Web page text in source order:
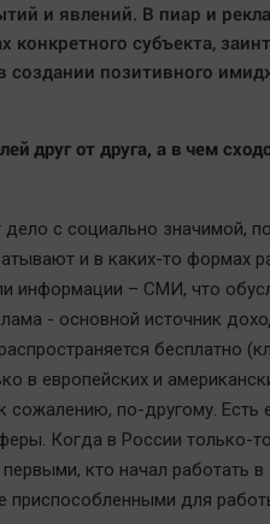
и явлений. В пиар и
конкретного субъекта,
создании позитивного
друг от друга, а в чем
с социально значимой,
и в каких-то формах
информации – СМИ, что
- основной источник
бесплатно
в европейских и
сожалению, по-другому. Есть
Когда в России только-
кто начал работать
приспособленными для